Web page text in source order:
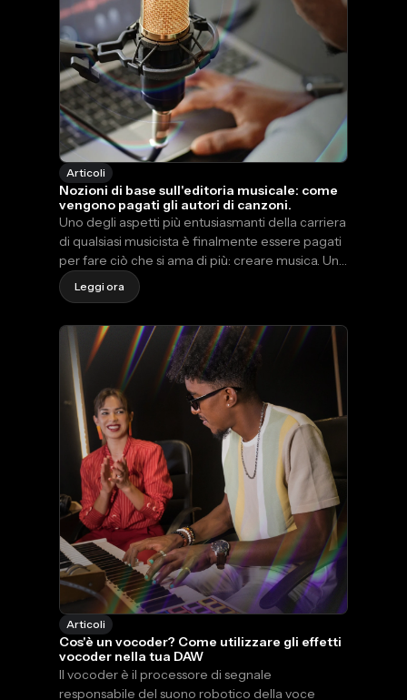
Articoli
Nozioni di base sull'editoria musicale: come
vengono pagati gli autori di canzoni.
Uno degli aspetti più entusiasmanti della carriera
di qualsiasi musicista è finalmente essere pagati
per fare ciò che si ama di più: creare musica. Una
volta che si inizia a guadagnare qualcosa, è
importante sapere che i diritti d'autore sulle
esecuzione, meccanica, sincronizzazione e
stampa. Il problema è che nessuna di queste
paga […]
Leggi ora
Articoli
Cos'è un vocoder? Come utilizzare gli effetti
vocoder nella tua DAW
Il vocoder è il processore di segnale
responsabile del suono robotico della voce